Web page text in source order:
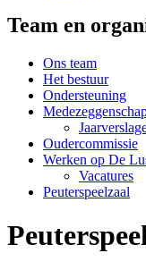
Team en
Ons team
Het bestuur
Ondersteuning
Oudercommissie
Werken op De
Vacatures
Peuterspeelzaal